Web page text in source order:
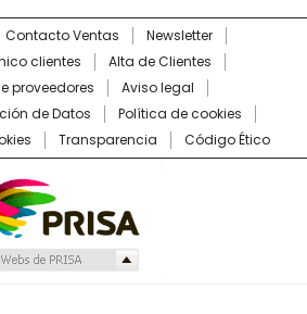
Contacto Ventas
Newsletter
clientes
Alta de Clientes
proveedores
Aviso legal
de Datos
Política de cookies
Transparencia Código Ético